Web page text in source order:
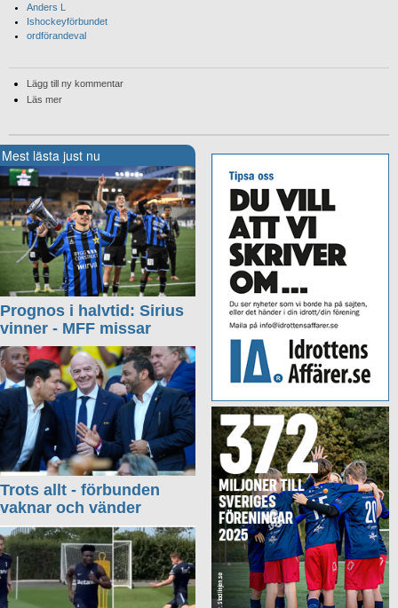
Anders L
Ishockeyförbundet
ordförandeval
Lägg till ny kommentar
Läs mer
Mest lästa just nu
Prognos i halvtid: Sirius
vinner - MFF missar
Trots allt - förbunden
vaknar och vänder